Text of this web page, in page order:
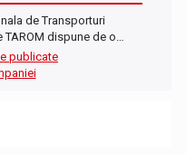
de Transporturi
TAROM dispune de o…
publicate